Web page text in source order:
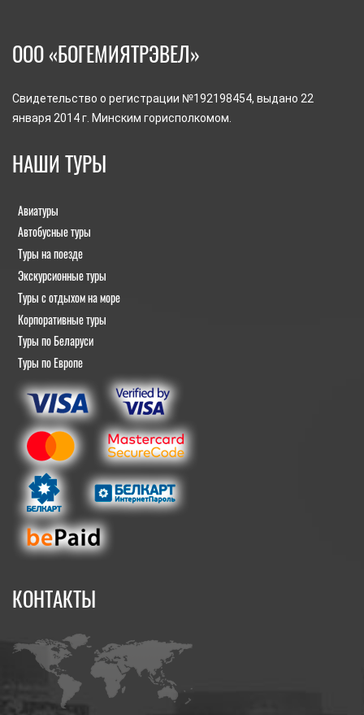
ООО «БОГЕМИЯТРЭВЕЛ»
Свидетельство о регистрации №192198454, выдано 22
января 2014 г. Минским горисполкомом.
НАШИ ТУРЫ
Авиатуры
Автобусные туры
Туры на поезде
Экскурсионные туры
Туры с отдыхом на море
Корпоративные туры
Туры по Беларуси
Туры по Европе
КОНТАКТЫ